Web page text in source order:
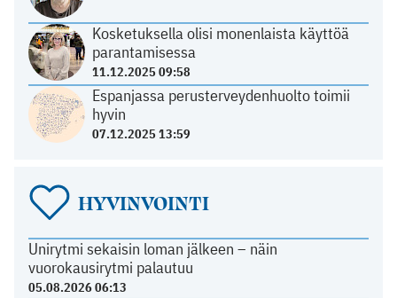
Kosketuksella olisi monenlaista käyttöä
parantamisessa
11.12.2025 09:58
Espanjassa perusterveydenhuolto toimii
hyvin
07.12.2025 13:59
HYVINVOINTI
Unirytmi sekaisin loman jälkeen – näin
vuorokausirytmi palautuu
05.08.2026 06:13